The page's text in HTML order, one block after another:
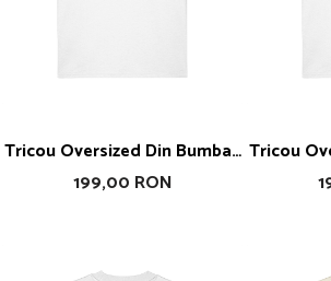
Tricou Oversized Din Bumbac
Organic Make Your Own199,00 RON
Tricou Oversized Din Bumbac
Organic